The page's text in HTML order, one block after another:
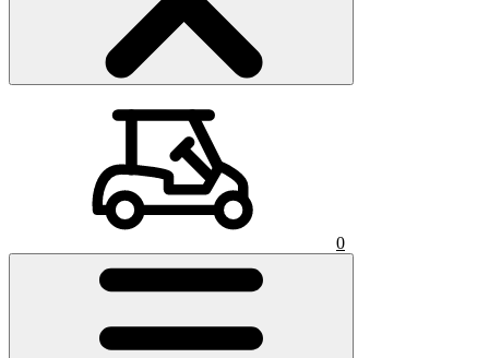
ショッピングカート 0)
0